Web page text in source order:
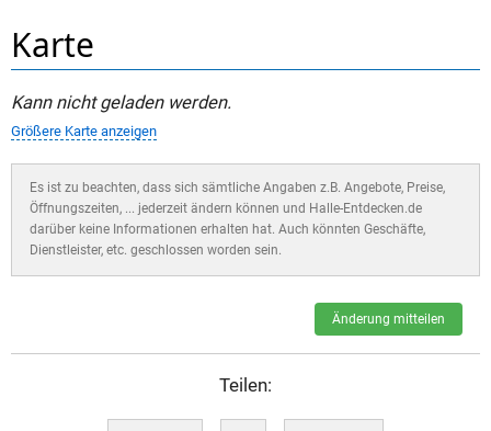
Karte
Kann nicht geladen werden.
Größere Karte anzeigen
Es ist zu beachten, dass sich sämtliche Angaben z.B. Angebote, Preise,
Öffnungszeiten, ... jederzeit ändern können und Halle-Entdecken.de
darüber keine Informationen erhalten hat. Auch könnten Geschäfte,
Dienstleister, etc. geschlossen worden sein.
Änderung mitteilen
Teilen: